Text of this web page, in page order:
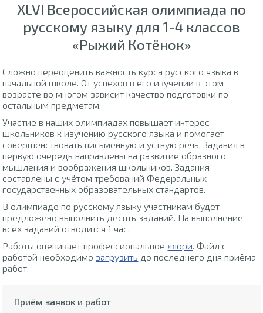
XLVI Всероссийская олимпиада по
русскому языку для 1-4 классов
«Рыжий Котёнок»
Сложно переоценить важность курса русского языка в
начальной школе. От успехов в его изучении в этом
возрасте во многом зависит качество подготовки по
остальным предметам.
Участие в наших олимпиадах повышает интерес
школьников к изучению русского языка и помогает
совершенствовать письменную и устную речь. Задания в
первую очередь направлены на развитие образного
мышления и воображения школьников. Задания
составлены с учётом требований Федеральных
государственных образовательных стандартов.
В олимпиаде по русскому языку участникам будет
предложено выполнить десять заданий. На выполнение
всех заданий отводится 1 час.
Работы оценивает профессиональное жюри. Файл с
работой необходимо загрузить до последнего дня приёма
работ.
Приём заявок и работ